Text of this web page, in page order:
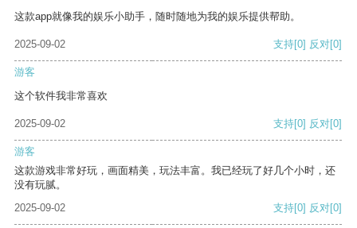
这款app就像我的娱乐小助手，随时随地为我的娱乐提供帮助。
2025-09-02 支持[0] 反对[0]
游客
这个软件我非常喜欢
2025-09-02 支持[0] 反对[0]
游客
这款游戏非常好玩，画面精美，玩法丰富。我已经玩了好几个小时，还
没有玩腻。
2025-09-02
支持[0] 反对[0]